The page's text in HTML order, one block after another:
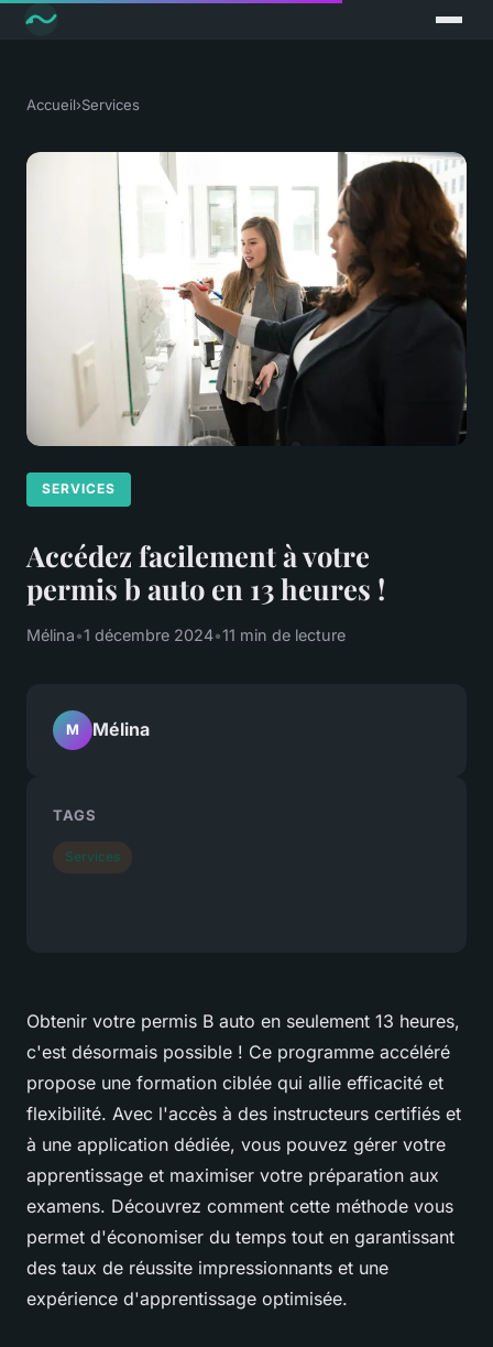
Accueil›Services
SERVICES
Accédez facilement à votre
permis b auto en 13 heures !
Mélina•1 décembre 2024•11 min de lecture
Obtenir votre permis B auto en seulement 13 heures,
c'est désormais possible ! Ce programme accéléré
propose une formation ciblée qui allie efficacité et
flexibilité. Avec l'accès à des instructeurs certifiés et
à une application dédiée, vous pouvez gérer votre
apprentissage et maximiser votre préparation aux
examens. Découvrez comment cette méthode vous
permet d'économiser du temps tout en garantissant
des taux de réussite impressionnants et une
expérience d'apprentissage optimisée.
M Mélina
TAGS
Services